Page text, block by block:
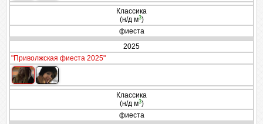
Классика
(н/д м3)
фиеста
2025
"Приволжская фиеста 2025"
Классика
(н/д м3)
фиеста